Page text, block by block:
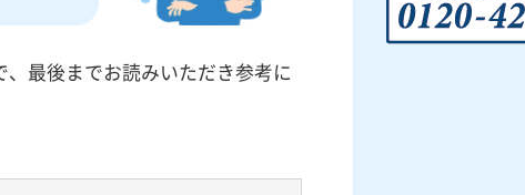
最後までお読みいただき参考に